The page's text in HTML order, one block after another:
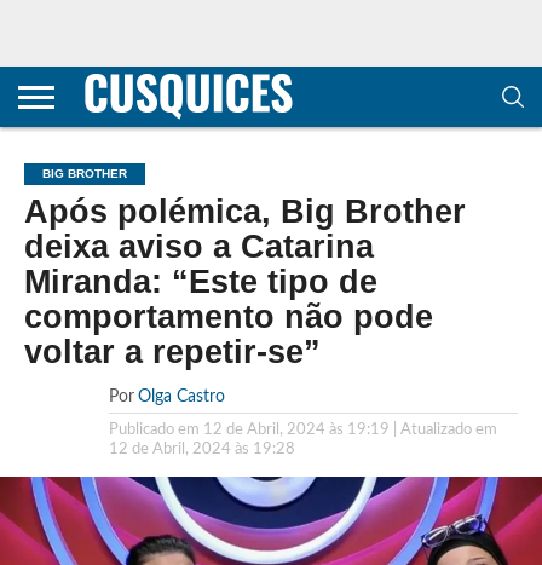
CONTACTOS
HOME
POLÍTICA DE
E COOKIES
SOBRE
TERMOS E
TRANSPARÊNCIA
METODOLOGIA
BIG BROTHER
Após polémica, Big Brother
deixa aviso a Catarina
Miranda: “Este tipo de
comportamento não pode
voltar a repetir-se”
Por Olga Castro
Publicado em 12 de Abril, 2024 às 19:19
| Atualizado em
12 de Abril, 2024 às 19:28